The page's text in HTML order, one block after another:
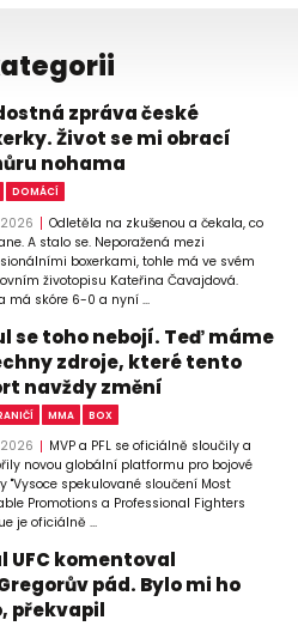
zpráva české
Život se mi obrací
nohama
DOMÁCÍ
Odletěla na zkušenou a čekala, co
A stalo se. Neporažená mezi
boxerkami, tohle má ve svém
životopisu Kateřina Čavajdová.
má skóre 6-0 a nyní ...
se toho nebojí. Teď máme
zdroje, které tento
navždy změní
MMA BOX
MVP a PFL se oficiálně sloučily a
novou globální platformu pro bojové
"Vysoce spekulované sloučení Most
Promotions a Professional Fighters
je oficiálně ...
UFC komentoval
pád. Bylo mi ho
překvapil